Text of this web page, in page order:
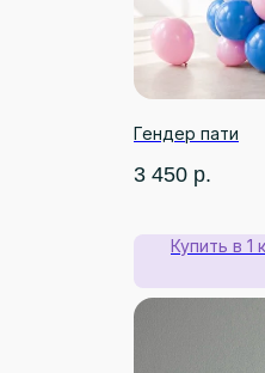
Гендер пати
3 450 р.
Купить в 1